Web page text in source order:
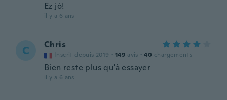
Ez jó!
il y a 6 ans
C Chris
Inscrit depuis 2019 · 149 avis · 40 chargements
Bien reste plus qu'à essayer
il y a 6 ans